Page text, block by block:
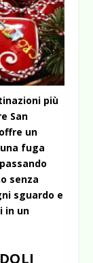
più
San
un
fuga
senza
sguardo e
in un